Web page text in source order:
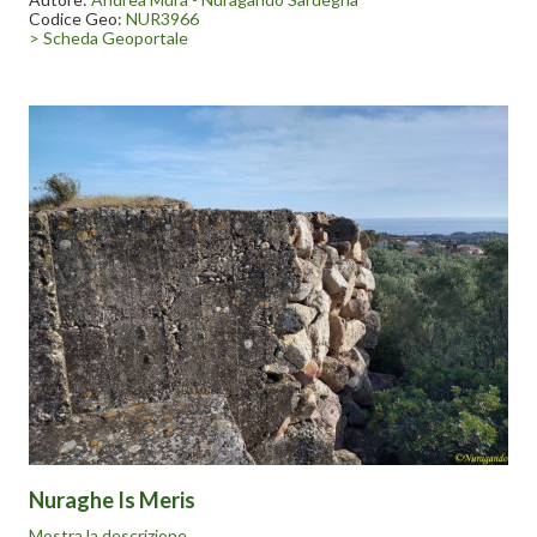
coloriture appropriate.
In queste strutture prendevano posto reparti afferenti alla XIII
Brigata Costiera, che divenne 203ª Divisione Costiera nel luglio
Codice Geo: NUR3966
> Scheda Geoportale
Nuraghe Is Meris
Nel 1940 «i resti nuragici (Nuraghe Is Meris a Quartu S.Elena)